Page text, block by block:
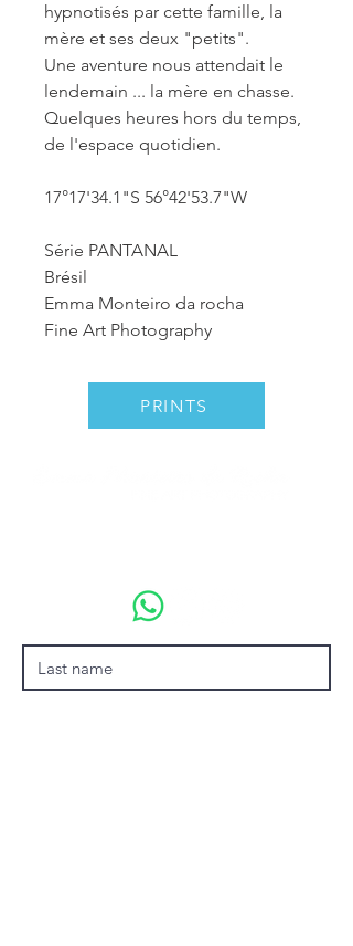
hypnotisés par cette famille, la
mère et ses deux "petits".
Une aventure nous attendait le
lendemain ... la mère en chasse.
Quelques heures hors du temps,
de l'espace quotidien.
17°17'34.1"S 56°42'53.7"W
Série PANTANAL
Brésil
Emma Monteiro da rocha
Fine Art Photography
PRINTS